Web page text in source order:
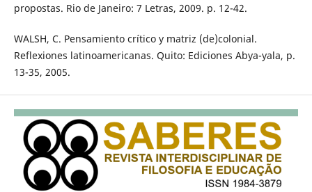
propostas. Rio de Janeiro: 7 Letras, 2009. p. 12-42.
WALSH, C. Pensamiento crítico y matriz (de)colonial.
Reflexiones latinoamericanas. Quito: Ediciones Abya-yala, p.
13-35, 2005.